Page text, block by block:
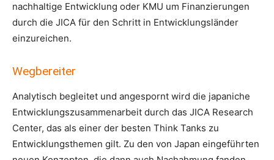
nachhaltige Entwicklung oder KMU um Finanzierungen
durch die JICA für den Schritt in Entwicklungsländer
einzureichen.
Wegbereiter
Analytisch begleitet und angespornt wird die japaniche
Entwicklungszusammenarbeit durch das JICA Research
Center, das als einer der besten Think Tanks zu
Entwicklungsthemen gilt. Zu den von Japan eingeführten